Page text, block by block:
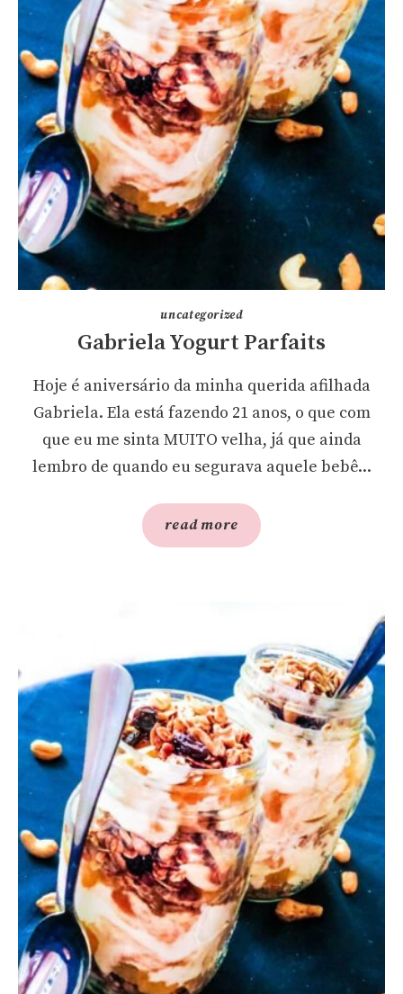
uncategorized
Gabriela Yogurt Parfaits
Hoje é aniversário da minha querida afilhada
Gabriela. Ela está fazendo 21 anos, o que com
que eu me sinta MUITO velha, já que ainda
lembro de quando eu segurava aquele bebê...
read more